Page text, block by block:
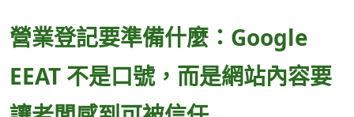
營業登記要準備什麼：Google
EEAT 不是口號，而是網站內容要